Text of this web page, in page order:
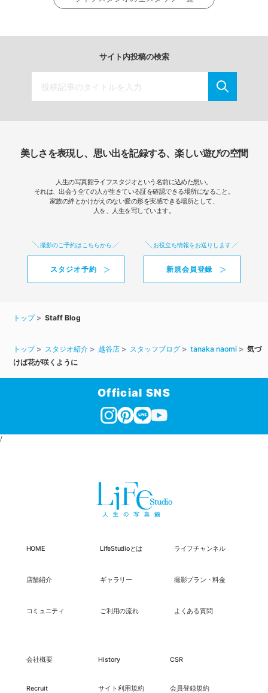
サイト内投稿の検索
美しさを表現し、思い出を記録する、楽しい遊びの空間
人生の写真館ライフスタジオという名前に込めた想い。
それは、出会う全ての人が生きている証を確認できる場所になること。
家族の絆とかけがえのない愛の形を実感できる場所として、
人を、人生を写しています。
撮影のご予約はこちらから
スタジオ予約
お役立ち情報をお送りします
新規会員登録
トップ Staff Blog
トップ スタジオ紹介 越谷店 スタッフブログ tanaka naomi
気づ
けば花が咲くように
Official SNS
/
HOME LifeStudioとは ライフチャンネル
店舗紹介 ギャラリー 撮影プラン・料金
コミュニティ ご利用の流れ よくある質問
会社概要 History CSR
Recruit サイト利用規約 会員登録規約